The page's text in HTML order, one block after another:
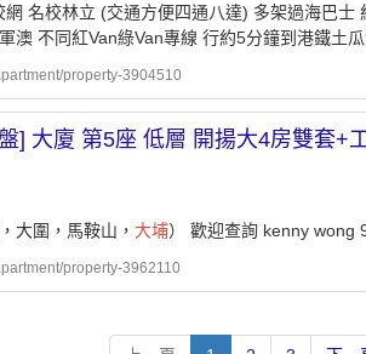
名校林立 (交通方便四通八達) ️多架過海巴士
澳 ️不同紅Van綠Van專線 ️行約5分鐘到港鐵土
property-3904510
] 大廈 第5座 低層 開揚大4房雙套+
大圍，馬鞍山， 大埔） 歡迎查詢 kenny wong
property-3962110